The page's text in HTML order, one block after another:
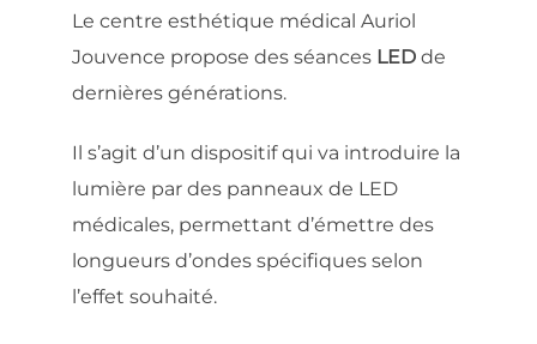
Le centre esthétique médical Auriol
Jouvence propose des séances LED de
dernières générations.
Il s’agit d’un dispositif qui va introduire la
lumière par des panneaux de LED
médicales, permettant d’émettre des
longueurs d’ondes spécifiques selon
l’effet souhaité.